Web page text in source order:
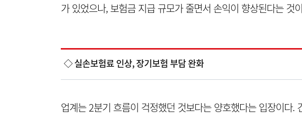
가 있었으나, 보험금 지급 규모가 줄면서 손익이 향상된다는 것
◇ 실손보험료 인상, 장기보험 부담 완화
업계는 2분기 흐름이 걱정했던 것보다는 양호했다는 입장이다.